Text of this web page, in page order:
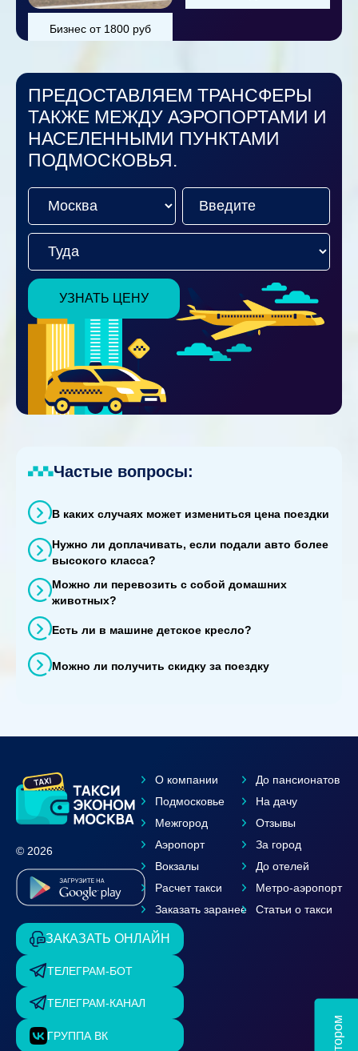
Бизнес от 1800 руб
ПРЕДОСТАВЛЯЕМ ТРАНСФЕРЫ
ТАКЖЕ МЕЖДУ АЭРОПОРТАМИ И
НАСЕЛЕННЫМИ ПУНКТАМИ
ПОДМОСКОВЬЯ.
УЗНАТЬ ЦЕНУ
Частые вопросы:
В каких случаях может измениться цена поездки
Нужно ли доплачивать, если подали авто более
высокого класса?
Можно ли перевозить с собой домашних
животных?
Есть ли в машине детское кресло?
Можно ли получить скидку за поездку
© 2026
О компании
Подмосковье
Межгород
Аэропорт
Вокзалы
Расчет такси
Заказать заранее
До пансионатов
На дачу
Отзывы
За город
До отелей
Метро-аэропорт
Статьи о такси
ЗАКАЗАТЬ ОНЛАЙН
ТЕЛЕГРАМ-БОТ
ТЕЛЕГРАМ-КАНАЛ
ГРУППА ВК